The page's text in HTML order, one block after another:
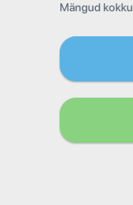
Mängud kokku